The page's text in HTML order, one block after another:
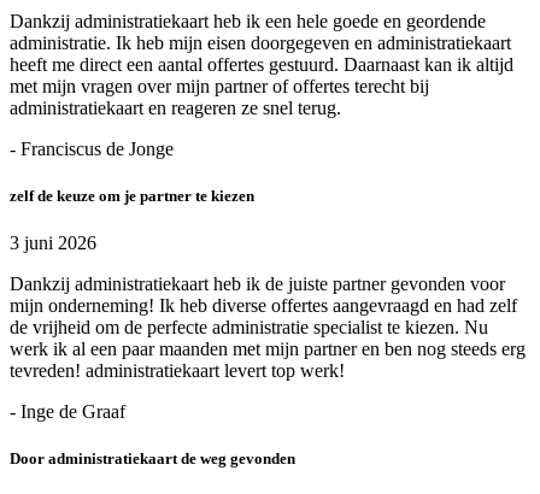
Dankzij administratiekaart heb ik een hele goede en geordende
administratie. Ik heb mijn eisen doorgegeven en administratiekaart
heeft me direct een aantal offertes gestuurd. Daarnaast kan ik altijd
met mijn vragen over mijn partner of offertes terecht bij
administratiekaart en reageren ze snel terug.
- Franciscus de Jonge
zelf de keuze om je partner te kiezen
3 juni 2026
Dankzij administratiekaart heb ik de juiste partner gevonden voor
mijn onderneming! Ik heb diverse offertes aangevraagd en had zelf
de vrijheid om de perfecte administratie specialist te kiezen. Nu
werk ik al een paar maanden met mijn partner en ben nog steeds erg
tevreden! administratiekaart levert top werk!
- Inge de Graaf
Door administratiekaart de weg gevonden